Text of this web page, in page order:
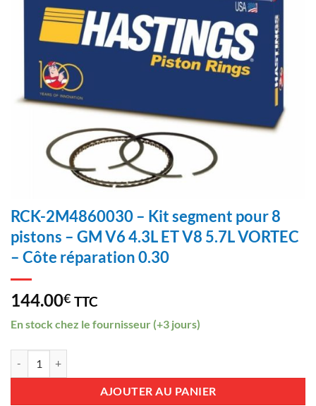
AJOUTER
À LA
LISTE
D’ENVIES
RCK-2M4860030 – Kit segment pour 8
pistons – GM V6 4.3L ET V8 5.7L VORTEC
– Côte réparation 0.30
144.00€ TTC
En stock chez le fournisseur (+3 jours)
AJOUTER AU PANIER